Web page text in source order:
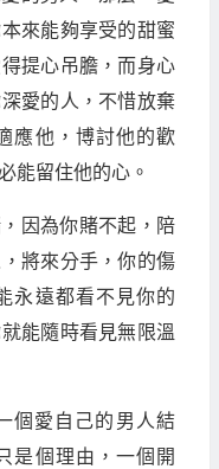
來能夠享受的甜蜜
提心吊膽，而身心
愛的人，不惜放棄
應他，博討他的歡
能留住他的心。
因為你賭不起，陪
將來分手，你的傷
永遠都看不見你的
能隨時看見無限溫
個愛自己的男人結
是個理由，一個開